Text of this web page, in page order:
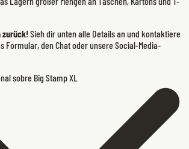
zurück!Sieh dir unten alle Details an und kontaktiere
Formular, den Chat oder unsere Social-Media-
sobre Big Stamp XL